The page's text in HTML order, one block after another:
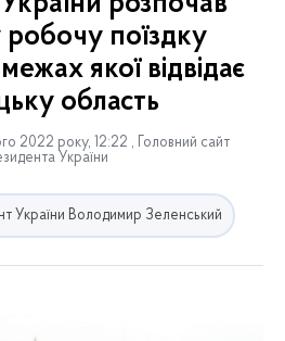
поїздку
якої відвідає
область
2022 року, 12:22 , Головний сайт
України
України Володимир Зеленський